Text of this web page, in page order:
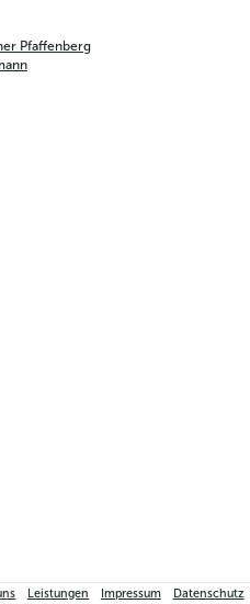
Pfaffenberg
Leistungen Impressum Datenschutz